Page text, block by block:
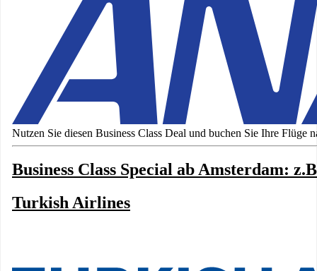
Nutzen Sie diesen Business Class Deal und buchen Sie Ihre
Business Class Special ab Amsterdam:
Turkish Airlines